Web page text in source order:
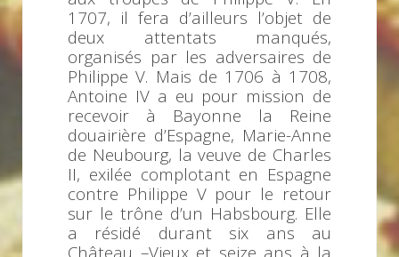
1707, il fera d’ailleurs l’objet de
deux attentats manqués,
organisés par les adversaires de
Philippe V. Mais de 1706 à 1708,
Antoine IV a eu pour mission de
recevoir à Bayonne la Reine
douairière d’Espagne, Marie-Anne
de Neubourg, la veuve de Charles
II, exilée complotant en Espagne
contre Philippe V pour le retour
sur le trône d’un Habsbourg. Elle
a résidé durant six ans au
Château –Vieux et seize ans à la